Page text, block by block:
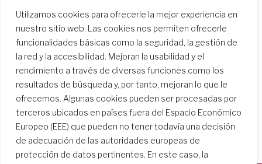
Utilizamos cookies para ofrecerle la mejor experiencia en
nuestro sitio web. Las cookies nos permiten ofrecerle
funcionalidades básicas como la seguridad, la gestión de
la red y la accesibilidad. Mejoran la usabilidad y el
rendimiento a través de diversas funciones como los
resultados de búsqueda y, por tanto, mejoran lo que le
ofrecemos. Algunas cookies pueden ser procesadas por
terceros ubicados en países fuera del Espacio Económico
Europeo (EEE) que pueden no tener todavía una decisión
de adecuación de las autoridades europeas de
protección de datos pertinentes. En este caso, la